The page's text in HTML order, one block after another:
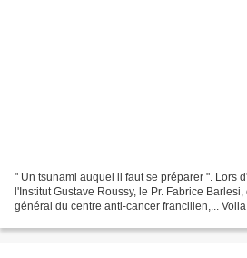
" Un tsunami auquel il faut se préparer ". Lors
l'Institut Gustave Roussy, le Pr. Fabrice
général du centre anti-cancer francilien,...